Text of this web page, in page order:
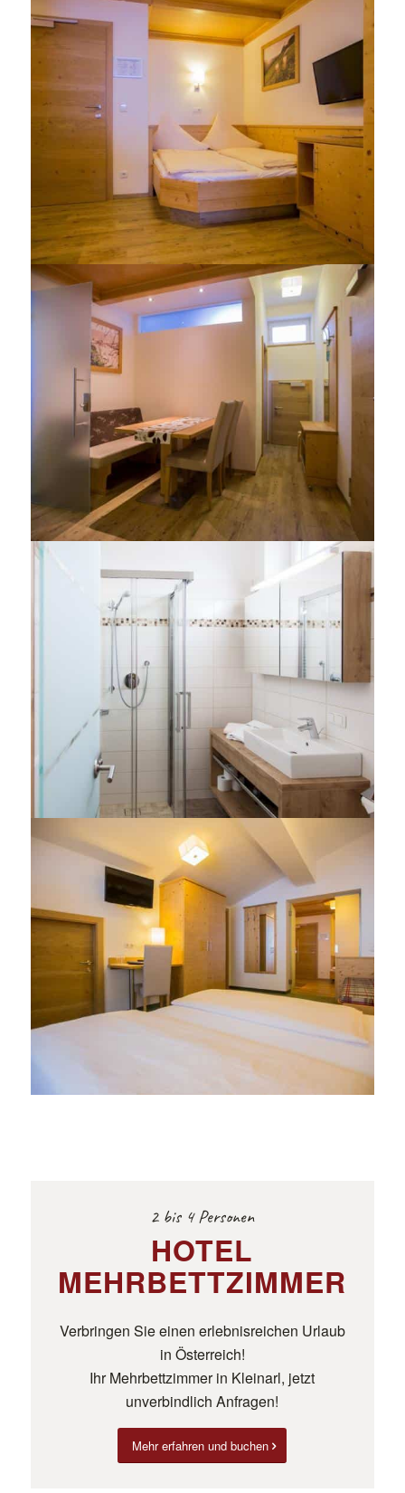
2 bis 4 Personen
HOTEL
MEHRBETTZIMMER
Verbringen Sie einen erlebnisreichen Urlaub
in Österreich!
Ihr Mehrbettzimmer in Kleinarl, jetzt
unverbindlich Anfragen!
Mehr erfahren und buchen